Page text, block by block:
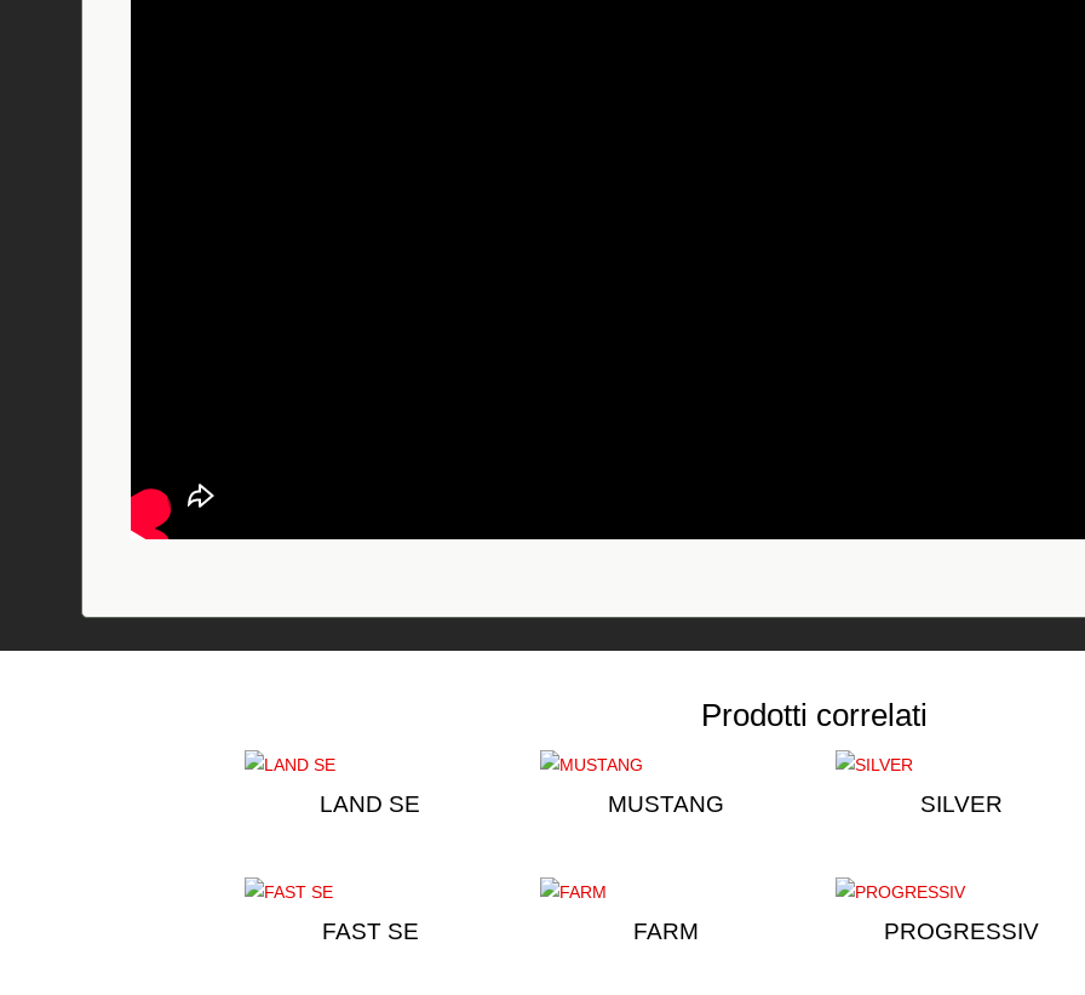
Prodotti correlati
LAND SE MUSTANG SILVER
FAST SE FARM PROGRESSIV